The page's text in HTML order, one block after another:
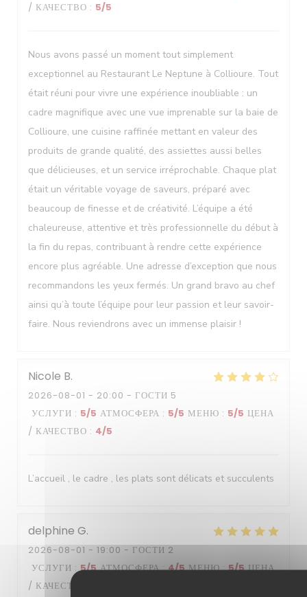
/ КАЧЕСТВО : 5/5
Nous avons passé un moment tout simplement
exceptionnel au Restaurant Le Neptune à Collioure. Tout
était réuni pour vivre une expérience inoubliable : un
cadre magnifique avec une vue imprenable sur la baie de
Collioure, une cuisine raffinée mettant en valeur des
produits de grande qualité, des assiettes aussi belles
que délicieuses, et un service irréprochable. Chaque plat
était un véritable voyage de saveurs, préparé avec
beaucoup de finesse et de créativité. L’équipe a été
chaleureuse, attentive et très professionnelle du début à
la fin du repas, contribuant à rendre cette expérience
encore plus agréable. Une adresse d’exception que nous
recommandons les yeux fermés. Un grand bravo au chef
ainsi qu’à toute l’équipe pour leur passion et leur savoir-
faire. Nous reviendrons avec un immense plaisir !
Nicole B
2026-08-01 - 20:00 - ГОСТИ 5
УСЛУГИ : 5/5 АТМОСФЕРА : 5/5 МЕНЮ : 5/5 ЦЕНА
/ КАЧЕСТВО : 4/5
L’accueil , le cadre , les plats sont délicats et succulents
delphine G
2026-08-01 - 19:00 - ГОСТИ 2
УСЛУГИ : 5/5 АТМОСФЕРА: 4/5 МЕНЮ: 5/5 ЦЕНА
/ КАЧЕСТВО